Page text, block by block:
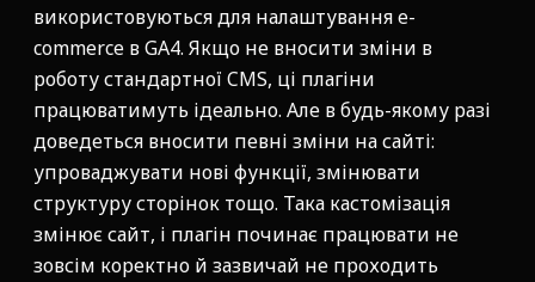
використовуються для налаштування e-
commerce в GA4. Якщо не вносити зміни в
роботу стандартної CMS, ці плагіни
працюватимуть ідеально. Але в будь-якому разі
доведеться вносити певні зміни на сайті:
упроваджувати нові функції, змінювати
структуру сторінок тощо. Така кастомізація
змінює сайт, і плагін починає працювати не
зовсім коректно й зазвичай не проходить